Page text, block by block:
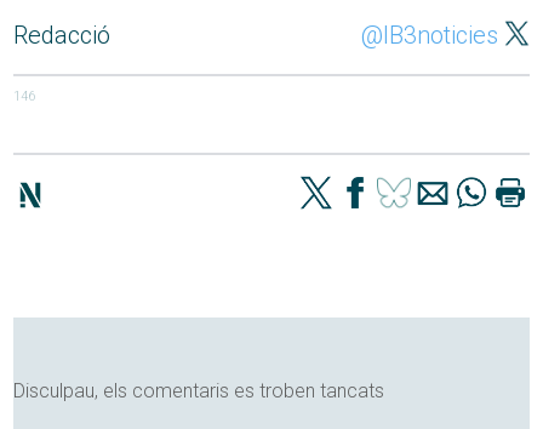
Redacció @IB3noticies
146
Disculpau, els comentaris es troben tancats